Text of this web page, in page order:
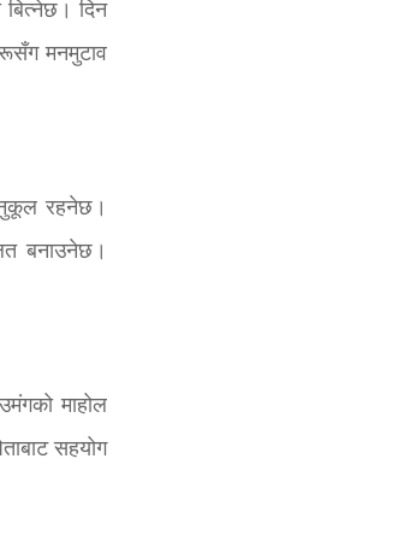
बित्नेछ। दिन
मनमुटाव
रहनेछ।
बनाउनेछ।
माहोल
सहयोग